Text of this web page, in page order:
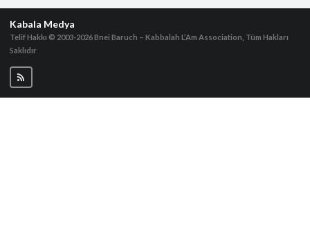
Kabala Medya
Telif Hakkı © 2003-2026Bnei Baruch – Kabbalah L’Am Association, Tüm Hakları
Saklıdır